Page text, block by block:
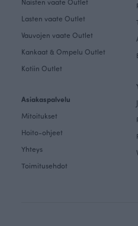
Lasten vaate Outlet
Vauvojen vaate Outlet
Kankaat & Ompelu Outlet
Kotiin Outlet
Asiakaspalvelu
Mitoitukset
Hoito-ohjeet
Yhteys
Toimitusehdot